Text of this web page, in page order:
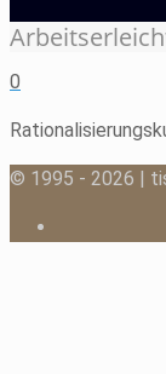
0
© 1995 - 2026 |